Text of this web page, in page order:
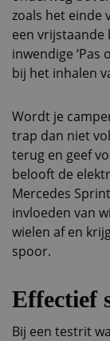
zoals het einde
een vrijstaande
inwendige ‘Pas
bij het inhalen
Wordt je
trap dan niet
terug en geef
belooft de
Mercedes
invloeden van
wielen af en
spoor.
Effectief
Bij een testrit